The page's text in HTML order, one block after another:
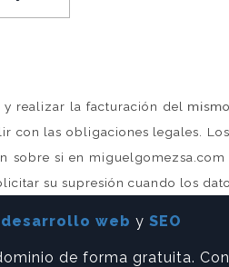
la facturación del
las obligaciones legales.
si en
su supresión cuando los
desarrollo web y SEO
de forma gratuita.